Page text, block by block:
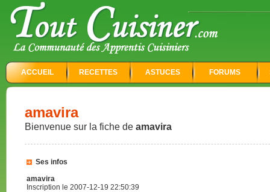
ACCUEIL RECETTES ASTUCES FORUMS
amavira
Bienvenue sur la fiche de amavira
Ses infos
amavira
Inscription le 2007-12-19 22:50:39